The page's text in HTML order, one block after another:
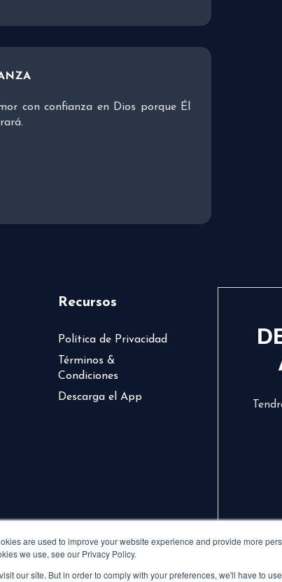
are used to improve your website experience and provide more
we use, see our Privacy Policy.
our site. But in order to comply with your preferences, we'll have to
con confianza en Dios porque Él
Recursos
Política de Privacidad
Términos &
Condiciones
Descarga el App